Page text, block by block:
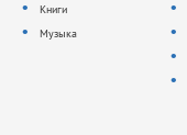
Книги
Музыка